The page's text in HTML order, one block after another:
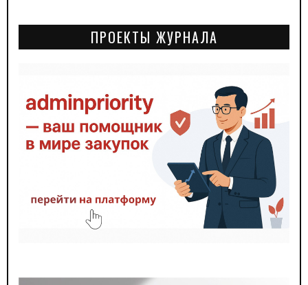
ПРОЕКТЫ ЖУРНАЛА